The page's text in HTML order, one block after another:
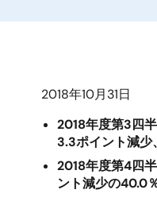
2018年10月31日
2018年度第3四
3.3ポイント減少
2018年度第4四
ント減少の40.0